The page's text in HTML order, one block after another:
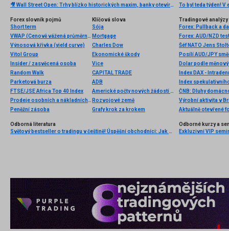
🎥 Wall Street Open: Trhy blízko historických maxim, banky otevírají výsledkovou sezónu
Forex slovník pojmů
Short term
VWAP (Cenově vážená průměrná cena)
Výnosová křivka (yield curve)
Vitol Group
Insider / zasvěcená osoba
Random Walk
Parketová burza
FTSE/JSE Africa Top 40 Index
Prodeje osobních a nákladních automobilů
Peněžní zásoba
Klíčová slova
Sója
Mortgage
Charles Dow
Ekonomické škody
Vice
CAPITAL TRADE
ADB
Americké počty nových žádostí o podporu v nezaměstnanosti
Rozvojové země
Grafy krok za krokem
Tradingové analýzy
Forex: Pullback a
Forex: AUD/NZD
Posílí AUD/JPY
Dolar podle
Index DAX -
Index
ČNB: Dluhy
Výrobní aktivita v
Aktuálně otevřené
Odborná literatura
Světový bestseller o tradingu v češtině! Úspěšní obchodníci: Jak běžní lidé porážejí Wall Street v jeho vlastní hře
Odborné kurzy a
Exkluzivní VIP